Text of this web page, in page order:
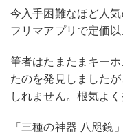
今入手困難なほど人
フリマアプリで定価
筆者はたまたまキー
たのを発見しました
しれません。根気よ
「三種の神器 八咫鏡